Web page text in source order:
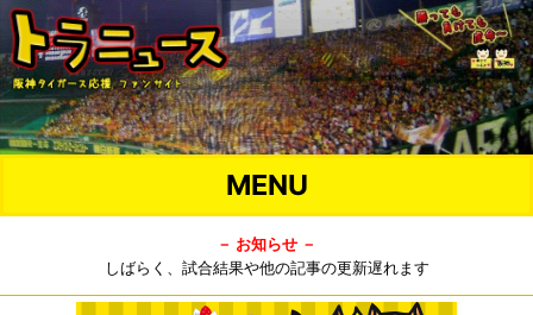
MENU
－ お知らせ －
しばらく、試合結果や他の記事の更新遅れます